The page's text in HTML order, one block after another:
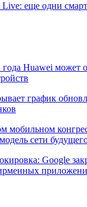
еще одни
Huawei может
график
мобильном
сети
Google